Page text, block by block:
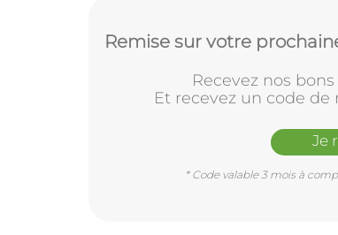
Remise sur votre
Recevez nos
Et recevez un code
Je
* Code valable 3 mois à